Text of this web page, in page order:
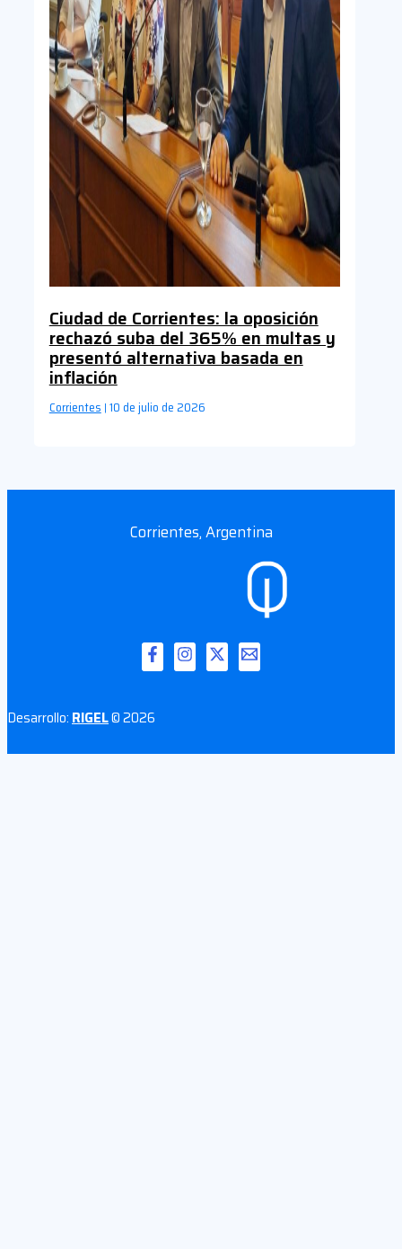
Ciudad de Corrientes: la oposición
rechazó suba del 365% en multas y
presentó alternativa basada en
inflación
Corrientes | 10 de julio de 2026
Corrientes, Argentina
Desarrollo: RIGEL© 2026